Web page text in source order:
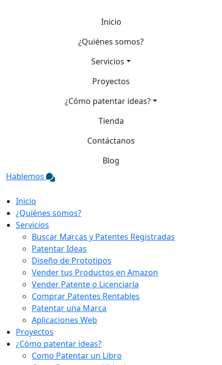
Inicio
¿Quiénes somos?
Servicios
Proyectos
¿Cómo patentar ideas?
Tienda
Contáctanos
Blog
Hablemos
Inicio
¿Quiénes somos?
Servicios
Buscar Marcas y Patentes Registradas
Patentar Ideas
Diseño de Prototipos
Vender tus Productos en Amazon
Vender Patente o Licenciarla
Comprar Patentes Rentables
Patentar una Marca
Aplicaciones Web
Proyectos
¿Cómo patentar ideas?
Como Patentar un Libro